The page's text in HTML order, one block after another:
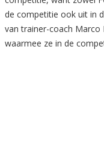
de competitie ook uit in
van trainer-coach Marco
waarmee ze in de